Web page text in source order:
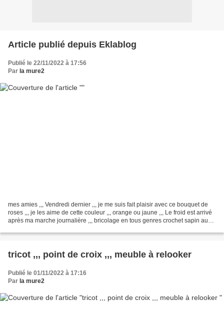
Article publié depuis Eklablog
Publié le 22/11/2022 à 17:56
Par la mure2
mes amies ,,, Vendredi dernier ,,, je me suis fait plaisir avec ce bouquet de
roses ,,, je les aime de cette couleur ,,, orange ou jaune ,,, Le froid est arrivé
après ma marche journalière ,,, bricolage en tous genres crochet sapin au
tricot ,,, point de croix ,,, meuble à relooker
Publié le 01/11/2022 à 17:16
Par la mure2